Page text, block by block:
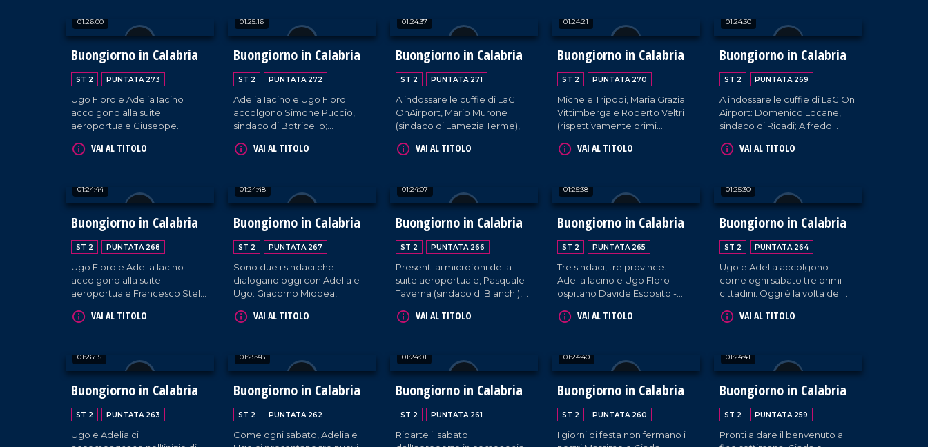
01:26:00
Buongiorno in Calabria
ST 2 PUNTATA 273
Ugo Floro e Adelia Iacino
accolgono alla suite
aeroportuale Giuseppe
Montauro), Achille Ordine
Landro.
VAI AL TITOLO
01:25:16
Buongiorno in Calabria
ST 2 PUNTATA 272
Adelia Iacino e Ugo Floro
accolgono Simone Puccio,
sindaco di Botricello;
Gizzeria; Cataldo Minò,
VAI AL TITOLO
01:24:37
Buongiorno in Calabria
ST 2 PUNTATA 271
A indossare le cuffie di LaC
OnAirport, Mario Murone
(sindaco di Lamezia Terme),
(sindaco di Celico) e il sindaco
Iacino e Ugo Floro.
VAI AL TITOLO
01:24:21
Buongiorno in Calabria
ST 2 PUNTATA 270
Michele Tripodi, Maria Grazia
Vittimberga e Roberto Veltri
(rispettivamente primi
Capo Rizzuto e Belmonte
cura di Adelia Iacino e Ugo
Floro.
VAI AL TITOLO
01:24:30
Buongiorno in Calabria
ST 2 PUNTATA 269
A indossare le cuffie di LaC On
Airport: Domenico Locane,
sindaco di Ricadi; Alfredo
Bruno; Salvatore Mascaro,
Floro.
VAI AL TITOLO
01:24:44
Buongiorno in Calabria
ST 2 PUNTATA 268
Ugo Floro e Adelia Iacino
accolgono alla suite
aeroportuale Francesco Stella
Perri (sindaco di Pedivigliano),
Fragomeni (sindaca di
Siderno).
VAI AL TITOLO
01:24:48
Buongiorno in Calabria
ST 2 PUNTATA 267
Sono due i sindaci che
dialogano oggi con Adelia e
Ugo: Giacomo Middea,
Rossana Tassone, prima
VAI AL TITOLO
01:24:07
Buongiorno in Calabria
ST 2 PUNTATA 266
Presenti ai microfoni della
suite aeroportuale, Pasquale
Taverna (sindaco di Bianchi),
Sellia Marina) e Sandro
VAI AL TITOLO
01:25:38
Buongiorno in Calabria
ST 2 PUNTATA 265
Tre sindaci, tre province.
Adelia Iacino e Ugo Floro
ospitano Davide Esposito -
Domenico Modaffari - sindaco
Santa Sofia d'Epiro (CS).
VAI AL TITOLO
01:25:30
Buongiorno in Calabria
ST 2 PUNTATA 264
Ugo e Adelia accolgono
come ogni sabato tre primi
cittadini. Oggi è la volta del
Antonello Formica; Gregorio
Vincenzo Pellegrino.
VAI AL TITOLO
01:26:15
Buongiorno in Calabria
ST 2 PUNTATA 263
Ugo e Adelia ci
01:25:48
Buongiorno in Calabria
ST 2 PUNTATA 262
Come ogni sabato, Adelia e
01:24:01
Buongiorno in Calabria
ST 2 PUNTATA 261
Riparte il sabato
01:24:40
Buongiorno in Calabria
ST 2 PUNTATA 260
I giorni di festa non fermano i
01:24:41
Buongiorno in Calabria
ST 2 PUNTATA 259
Pronti a dare il benvenuto al